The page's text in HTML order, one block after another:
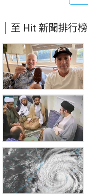
至 Hit 新聞排行榜